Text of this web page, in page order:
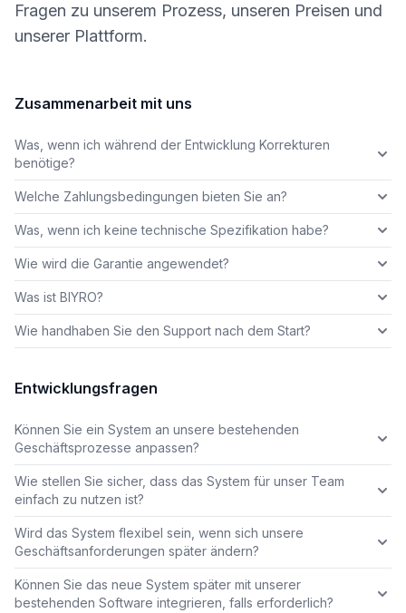
Fragen zu unserem Prozess, unseren Preisen und
unserer Plattform.
Zusammenarbeit mit uns
Was, wenn ich während der Entwicklung Korrekturen
benötige?
Welche Zahlungsbedingungen bieten Sie an?
Was, wenn ich keine technische Spezifikation habe?
Wie wird die Garantie angewendet?
Was ist BIYRO?
Wie handhaben Sie den Support nach dem Start?
Entwicklungsfragen
Können Sie ein System an unsere bestehenden
Geschäftsprozesse anpassen?
Wie stellen Sie sicher, dass das System für unser Team
einfach zu nutzen ist?
Wird das System flexibel sein, wenn sich unsere
Geschäftsanforderungen später ändern?
Können Sie das neue System später mit unserer
bestehenden Software integrieren, falls erforderlich?